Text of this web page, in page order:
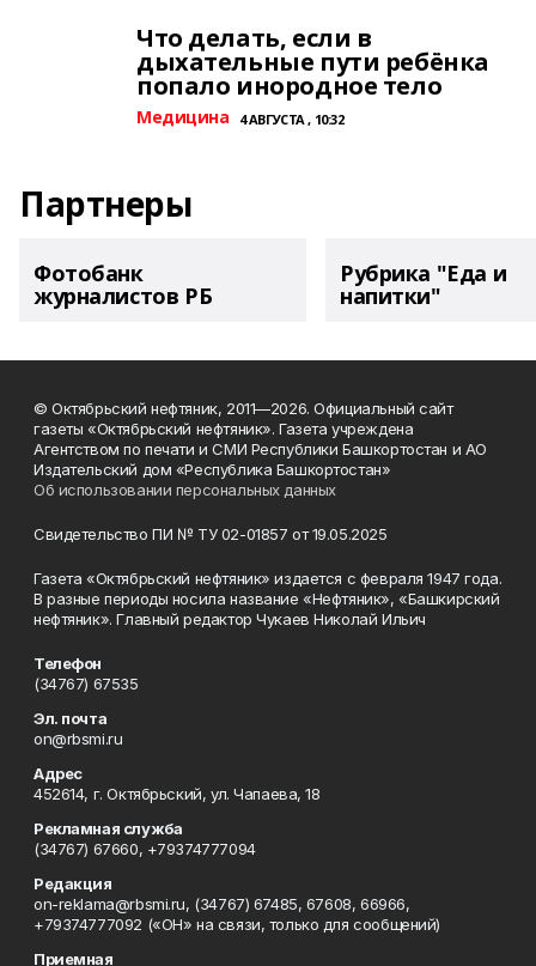
Что делать, если в
дыхательные пути ребёнка
попало инородное тело
Медицина 4 АВГУСТА , 10:32
Партнеры
Фотобанк
журналистов РБ
Рубрика "Еда и
напитки"
© Октябрьский нефтяник, 2011—2026. Официальный сайт
газеты «Октябрьский нефтяник». Газета учреждена
Агентством по печати и СМИ Республики Башкортостан и АО
Издательский дом «Республика Башкортостан»
Об использовании персональных данных
Свидетельство ПИ № ТУ 02-01857 от 19.05.2025
Газета «Октябрьский нефтяник» издается с февраля 1947 года.
В разные периоды носила название «Нефтяник», «Башкирский
нефтяник». Главный редактор Чукаев Николай Ильич
Телефон
(34767) 67535
Эл. почта
on@rbsmi.ru
Адрес
452614, г. Октябрьский, ул. Чапаева, 18
Рекламная служба
(34767) 67660, +79374777094
Редакция
on-reklama@rbsmi.ru, (34767) 67485, 67608, 66966,
+79374777092 («ОН» на связи, только для сообщений)
Приемная